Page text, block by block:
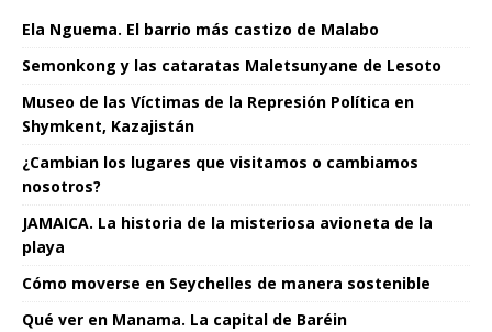
Ela Nguema. El barrio más castizo de Malabo
Semonkong y las cataratas Maletsunyane de Lesoto
Museo de las Víctimas de la Represión Política en
Shymkent, Kazajistán
¿Cambian los lugares que visitamos o cambiamos
nosotros?
JAMAICA. La historia de la misteriosa avioneta de la
playa
Cómo moverse en Seychelles de manera sostenible
Qué ver en Manama. La capital de Baréin